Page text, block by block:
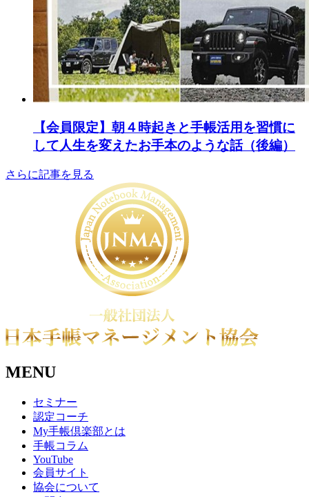
【会員限定】朝４時起きと手帳活用を習慣に
して人生を変えたお手本のような話（後編）
さらに記事を見る
MENU
セミナー
認定コーチ
My手帳倶楽部とは
手帳コラム
YouTube
会員サイト
協会について